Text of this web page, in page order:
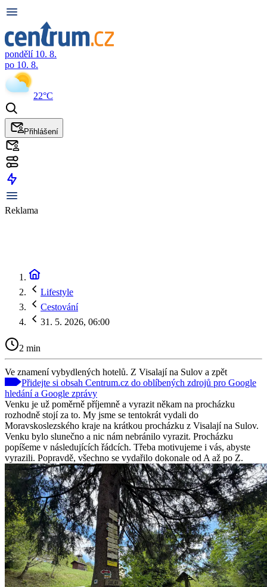
pondělí 10. 8.
po 10. 8.
22°C
Přihlášení
Reklama
Lifestyle
Cestování
31. 5. 2026, 06:00
2 min
Ve znamení vybydlených hotelů. Z Visalají na Sulov a zpět
Přidejte si obsah Centrum.cz do oblíbených zdrojů pro Google
hledání a Google zprávy
Venku je už poměrně příjemně a vyrazit někam na procházku
rozhodně stojí za to. My jsme se tentokrát vydali do
Moravskoslezského kraje na krátkou procházku z Visalají na Sulov.
Venku bylo slunečno a nic nám nebránilo vyrazit. Procházku
popíšeme v následujících řádcích. Třeba motivujeme i vás, abyste
vyrazili. Popravdě, všechno se vydařilo dokonale od A až po Z.